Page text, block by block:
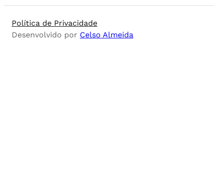
Política de Privacidade
Desenvolvido por Celso Almeida